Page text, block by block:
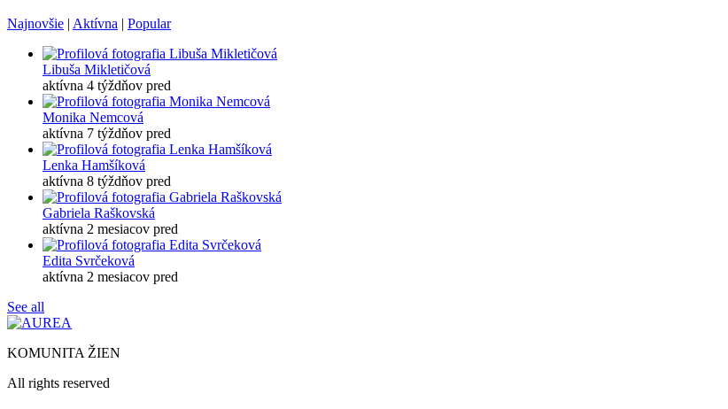
Najnovšie | Aktívna | Popular
Libuša Mikletičová
aktívna 4 týždňov pred
Monika Nemcová
aktívna 7 týždňov pred
Lenka Hamšíková
aktívna 8 týždňov pred
Gabriela Raškovská
aktívna 2 mesiacov pred
Edita Svrčeková
aktívna 2 mesiacov pred
See all
KOMUNITA ŽIEN
All rights reserved